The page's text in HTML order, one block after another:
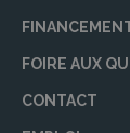
FOIRE AUX
CONTACT